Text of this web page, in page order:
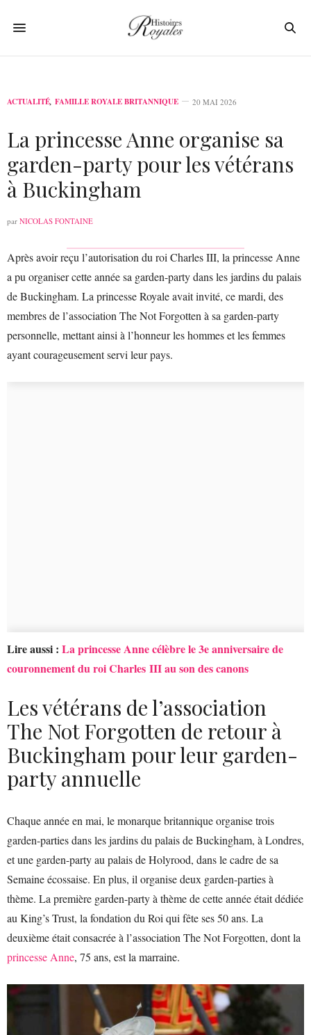
ACTUALITÉ, FAMILLE ROYALE BRITANNIQUE 20 MAI 2026
La princesse Anne organise sa
garden-party pour les vétérans
à Buckingham
par NICOLAS FONTAINE
Après avoir reçu l’autorisation du roi Charles III, la princesse Anne
a pu organiser cette année sa garden-party dans les jardins du palais
de Buckingham. La princesse Royale avait invité, ce mardi, des
membres de l’association The Not Forgotten à sa garden-party
personnelle, mettant ainsi à l’honneur les hommes et les femmes
ayant courageusement servi leur pays.
Lire aussi : La princesse Anne célèbre le 3e anniversaire de
couronnement du roi Charles III au son des canons
Les vétérans de l’association
The Not Forgotten de retour à
Buckingham pour leur garden-
party annuelle
Chaque année en mai, le monarque britannique organise trois
garden-parties dans les jardins du palais de Buckingham, à Londres,
et une garden-party au palais de Holyrood, dans le cadre de sa
Semaine écossaise. En plus, il organise deux garden-parties à
thème. La première garden-party à thème de cette année était dédiée
au King’s Trust, la fondation du Roi qui fête ses 50 ans. La
deuxième était consacrée à l’association The Not Forgotten, dont la
princesse Anne, 75 ans, est la marraine.